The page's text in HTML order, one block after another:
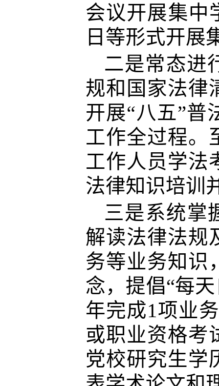
会议开展集中
日等形式开展
二是常态进
规和国家法律
开展“八五”普
工作全过程。
工作人员学法
法律知识培训
三是系统掌
解读法律法规
务等业务知识
念，提倡“每
年完成1项业
或职业资格考
党校研究生学